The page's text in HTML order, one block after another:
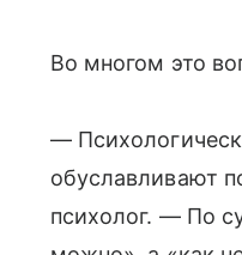
Во многом это
—
обуславливают
психолог. — По